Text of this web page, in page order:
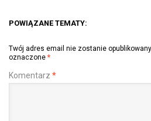
POWIĄZANE TEMATY:
Twój adres email nie zostanie
oznaczone *
Komentarz *